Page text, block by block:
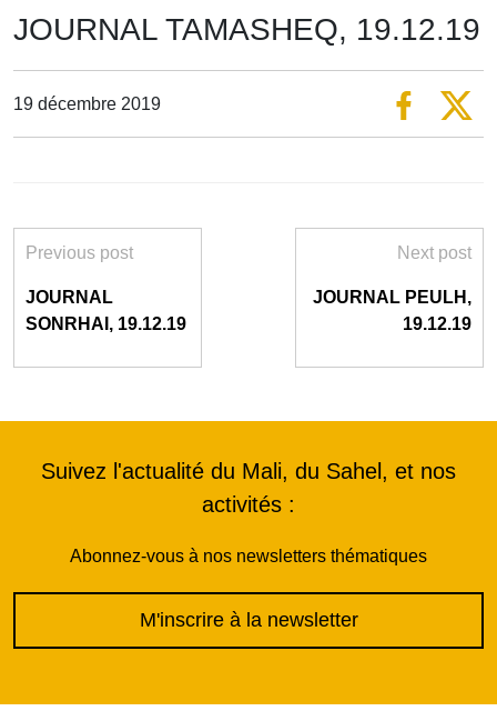
JOURNAL TAMASHEQ, 19.12.19
19 décembre 2019
Previous post
JOURNAL
SONRHAI, 19.12.19
Next post
JOURNAL PEULH,
19.12.19
Suivez l'actualité du Mali, du Sahel, et nos
activités :
Abonnez-vous à nos newsletters thématiques
M'inscrire à la newsletter